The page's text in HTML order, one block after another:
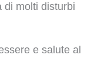
di molti disturbi
e salute al